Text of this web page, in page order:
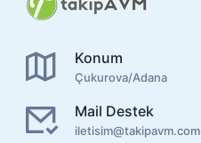
Konum
Çukurova/Adana
Mail Destek
iletisim@takipavm.com